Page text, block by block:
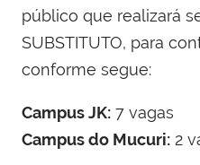
público que realizará
SUBSTITUTO, para
conforme segue:
Campus JK: 7 vagas
Campus do Mucuri: 2